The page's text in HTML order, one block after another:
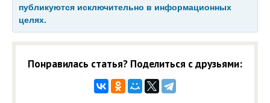
публикуются исключительно в информационных
целях.
Понравилась статья? Поделиться с друзьями: